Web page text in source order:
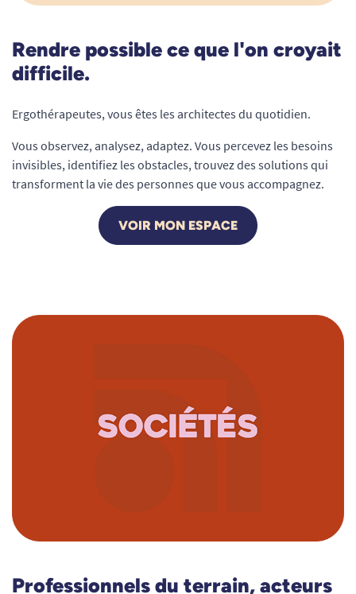
Rendre possible ce que l'on croyait
difficile.
Ergothérapeutes, vous êtes les architectes du quotidien.
Vous observez, analysez, adaptez. Vous percevez les besoins
invisibles, identifiez les obstacles, trouvez des solutions qui
transforment la vie des personnes que vous accompagnez.
VOIR MON ESPACE
Professionnels du terrain, acteurs